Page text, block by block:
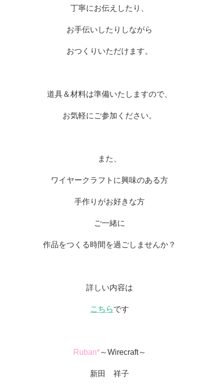
丁寧にお伝えしたり、
お手伝いしたりしながら
おつくりいただけます。
道具＆材料は準備いたしますので、
お気軽にご参加ください。
また、
ワイヤークラフトに興味のある方
手作りがお好きな方
ご一緒に
作品をつくる時間を過ごしませんか？
詳しい内容は
こちらです
Ruban*～Wirecraft～
新田 祥子